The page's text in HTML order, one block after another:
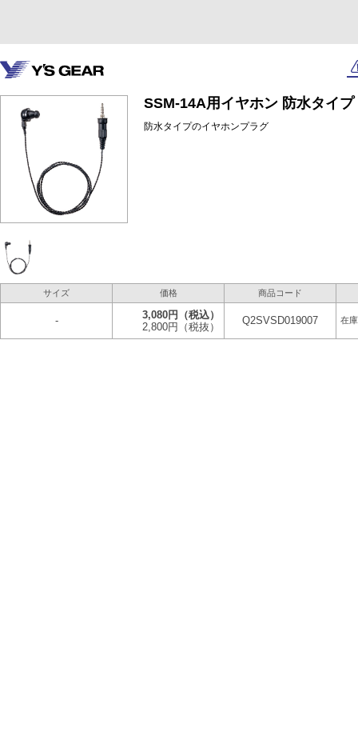
SSM-14A用イヤホン 防水タイ
防水タイプのイヤホンプラグ
サイズ 価格 商品コード
- 3,080円
（税込）
2,800円
（税抜）
Q2SVSD019007 在